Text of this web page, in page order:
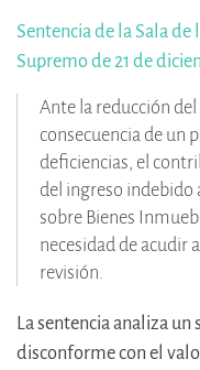
Sentencia de la Sala de
Supremo de 21 de
Ante la reducción
consecuencia de un
deficiencias, el
del ingreso
sobre Bienes
necesidad de acudir
revisión.
La sentencia analiza
disconforme con el